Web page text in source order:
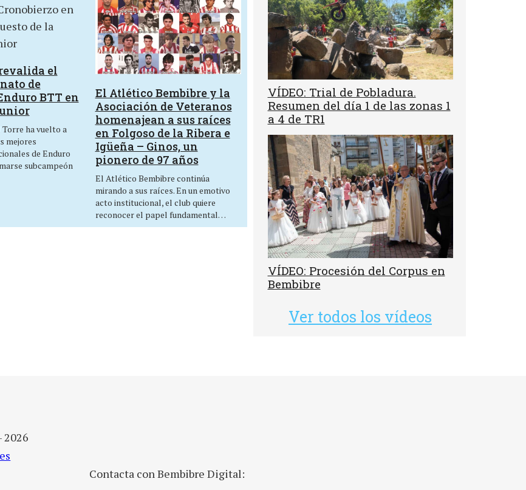
el
de
BTT en
ha vuelto a
mejores
de Enduro
subcampeón
El Atlético Bembibre y la
Asociación de Veteranos
homenajean a sus raíces
en Folgoso de la Ribera e
Igüeña – Ginos, un
pionero de 97 años
El Atlético Bembibre continúa
mirando a sus raíces. En un emotivo
acto institucional, el club quiere
reconocer el papel fundamental…
VÍDEO: Trial de Pobladura.
Resumen del día 1 de las zonas 1
a 4 de TR1
VÍDEO: Procesión del Corpus en
Bembibre
Ver todos los vídeos
2026
Contacta con Bembibre Digital: